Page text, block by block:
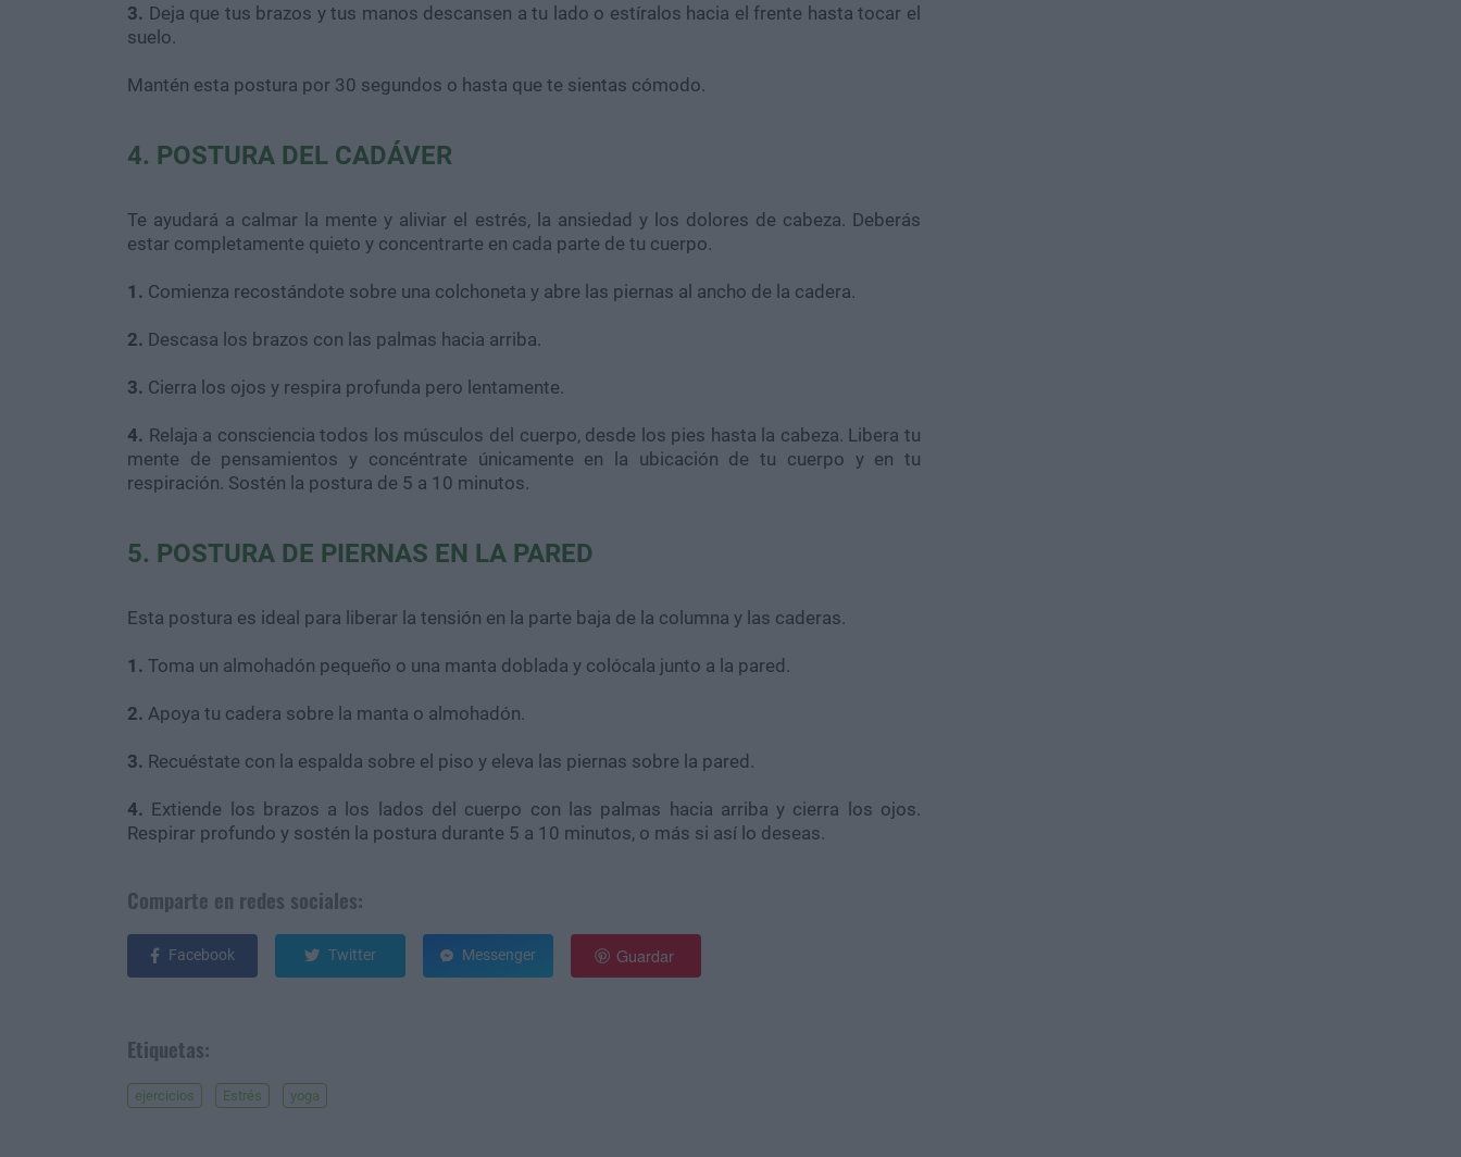
3. Deja que tus brazos y tus manos descansen a tu lado o estíralos hacia el frente hasta tocar el
suelo.
Mantén esta postura por 30 segundos o hasta que te sientas cómodo.
4. POSTURA DEL CADÁVER
Te ayudará a calmar la mente y aliviar el estrés, la ansiedad y los dolores de cabeza. Deberás
estar completamente quieto y concentrarte en cada parte de tu cuerpo.
1. Comienza recostándote sobre una colchoneta y abre las piernas al ancho de la cadera.
2. Descasa los brazos con las palmas hacia arriba.
3. Cierra los ojos y respira profunda pero lentamente.
4. Relaja a consciencia todos los músculos del cuerpo, desde los pies hasta la cabeza. Libera tu
mente de pensamientos y concéntrate únicamente en la ubicación de tu cuerpo y en tu
respiración. Sostén la postura de 5 a 10 minutos.
5. POSTURA DE PIERNAS EN LA PARED
Esta postura es ideal para liberar la tensión en la parte baja de la columna y las caderas.
1. Toma un almohadón pequeño o una manta doblada y colócala junto a la pared.
2. Apoya tu cadera sobre la manta o almohadón.
3. Recuéstate con la espalda sobre el piso y eleva las piernas sobre la pared.
4. Extiende los brazos a los lados del cuerpo con las palmas hacia arriba y cierra los ojos.
Respirar profundo y sostén la postura durante 5 a 10 minutos, o más si así lo deseas.
Comparte en redes sociales:
Facebook Twitter Messenger Guardar
Etiquetas:
ejercicios Estrés yoga